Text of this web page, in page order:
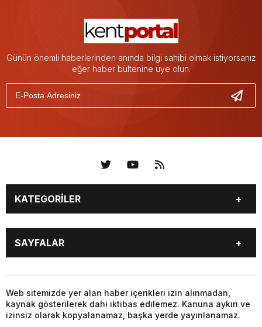
Günün önemli haberlerinden anında bilgi sahibi olmak istiyorsanız
eğer haber bültenine üye olun.
KATEGORİLER
KÜNYE BİZE ULAŞIN
SAYFALAR
Web sitemizde yer alan haber içerikleri izin alınmadan,
kaynak gösterilerek dahi iktibas edilemez. Kanuna aykırı ve
izinsiz olarak kopyalanamaz, başka yerde yayınlanamaz.